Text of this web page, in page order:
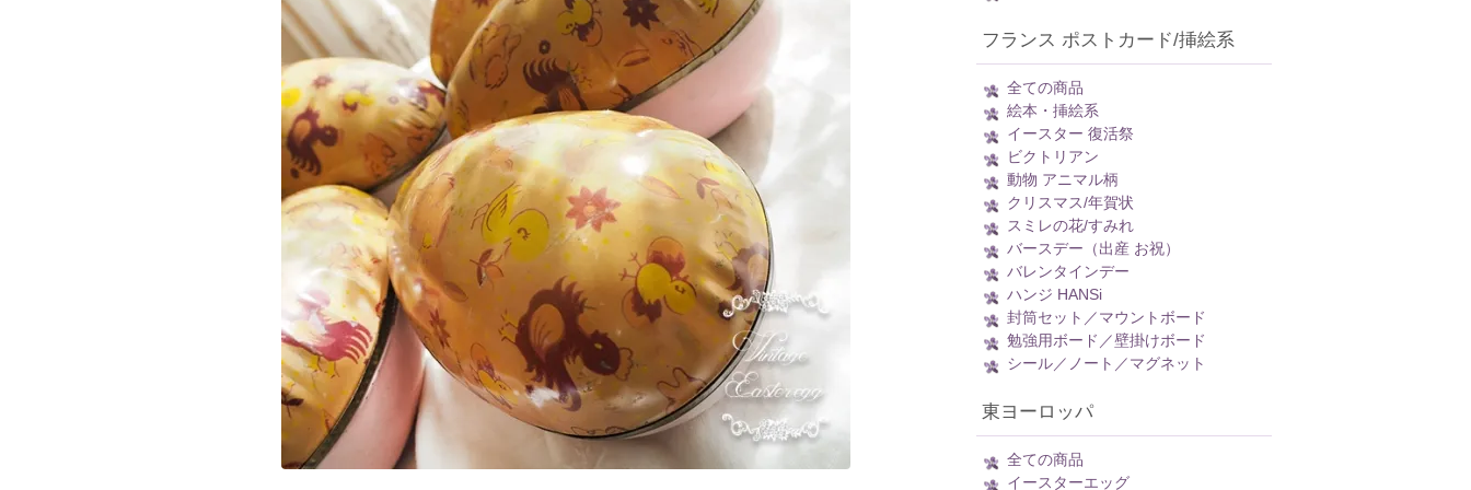
フランス ポストカード/挿絵系
全ての商品
絵本・挿絵系
イースター 復活祭
ビクトリアン
動物 アニマル柄
クリスマス/年賀状
スミレの花/すみれ
バースデー（出産 お祝）
バレンタインデー
ハンジ HANSi
封筒セット／マウントボード
勉強用ボード／壁掛けボード
シール／ノート／マグネット
東ヨーロッパ
全ての商品
イースターエッグ